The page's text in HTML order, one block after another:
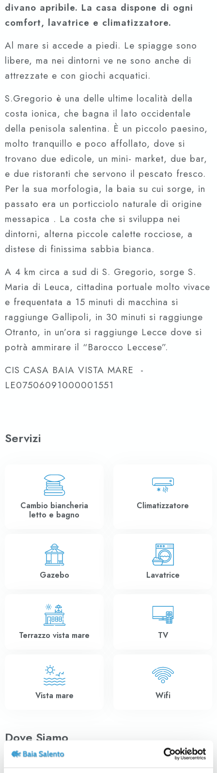
divano apribile. La casa dispone di ogni
comfort, lavatrice e climatizzatore.
Al mare si accede a piedi. Le spiagge sono
libere, ma nei dintorni ve ne sono anche di
attrezzate e con giochi acquatici.
S.Gregorio è una delle ultime località della
costa ionica, che bagna il lato occidentale
della penisola salentina. È un piccolo paesino,
molto tranquillo e poco affollato, dove si
trovano due edicole, un mini- market, due bar,
e due ristoranti che servono il pescato fresco.
Per la sua morfologia, la baia su cui sorge, in
passato era un porticciolo naturale di origine
messapica . La costa che si sviluppa nei
dintorni, alterna piccole calette rocciose, a
distese di finissima sabbia bianca.
A 4 km circa a sud di S. Gregorio, sorge S.
Maria di Leuca, cittadina portuale molto vivace
e frequentata a 15 minuti di macchina si
raggiunge Gallipoli, in 30 minuti si raggiunge
Otranto, in un’ora si raggiunge Lecce dove si
potrà ammirare il “Barocco Leccese”.
CIS CASA BAIA VISTA MARE -
LE07506091000001551
Servizi
Cambio biancheria
letto e bagno
Climatizzatore
Gazebo Lavatrice
Terrazzo vista mare TV
Vista mare Wifi
Dove Siamo
+